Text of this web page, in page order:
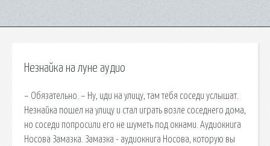
Незнайка на луне аудио
– Обязательно. – Ну, иди на улицу, там тебя соседи услышат.
Незнайка пошел на улицу и стал играть возле соседнего дома,
но соседи попросили его не шуметь под окнами. Аудиокнига
Носова Замазка. Замазка - аудиокнига Носова, которую вы